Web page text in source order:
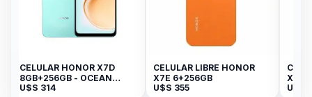
HONOR X7D
- OCEAN
314
CELULAR LIBRE HONOR
X7E 6+256GB
355
CELULAR
X5C PLUS
219